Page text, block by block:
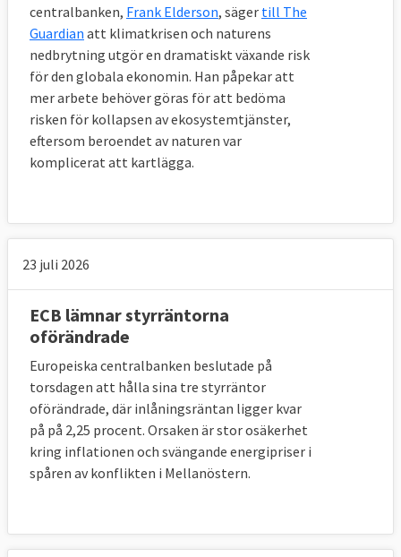
centralbanken, Frank Elderson, säger till The
Guardian att klimatkrisen och naturens
nedbrytning utgör en dramatiskt växande risk
för den globala ekonomin. Han påpekar att
mer arbete behöver göras för att bedöma
risken för kollapsen av ekosystemtjänster,
eftersom beroendet av naturen var
komplicerat att kartlägga.
23 juli 2026
ECB lämnar styrräntorna
oförändrade
Europeiska centralbanken beslutade på
torsdagen att hålla sina tre styrräntor
oförändrade, där inlåningsräntan ligger kvar
på på 2,25 procent. Orsaken är stor osäkerhet
kring inflationen och svängande energipriser i
spåren av konflikten i Mellanöstern.